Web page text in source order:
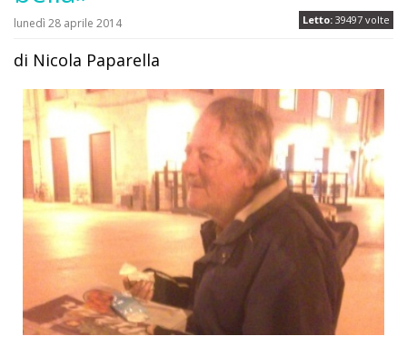
Letto: 39497 volte
lunedì 28 aprile 2014
di Nicola Paparella